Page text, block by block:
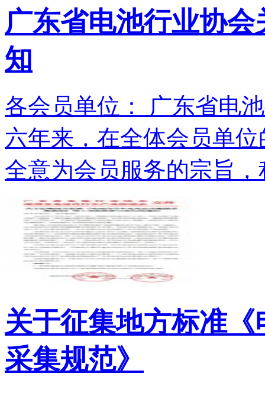
广东省电池行业协
知
各会员单位： 广东省电
六年来，在全体会员单
全意为会员服务的宗旨，
关于征集地方标准
采集规范》